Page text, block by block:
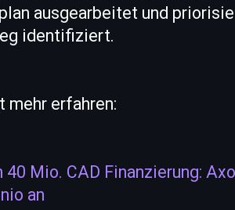
ausgearbeitet und
identifiziert.
mehr erfahren:
40 Mio. CAD Finanzierung:
an